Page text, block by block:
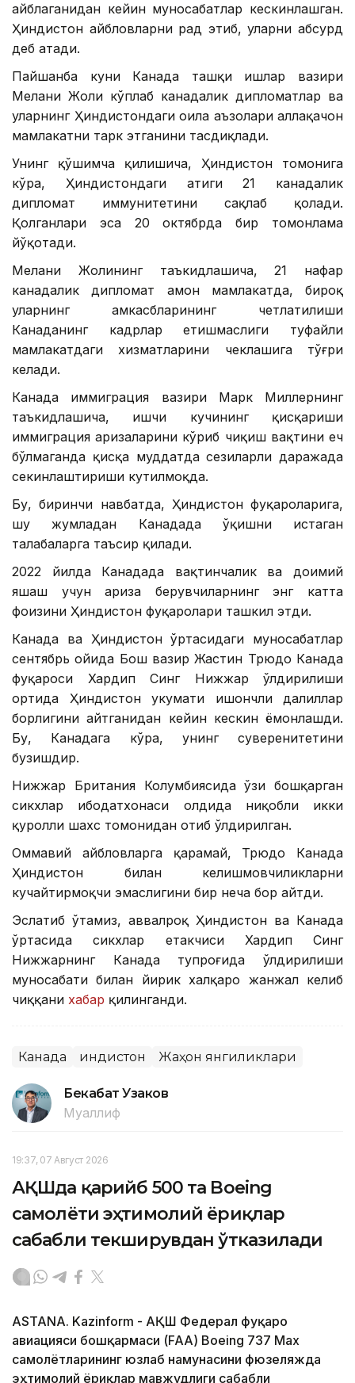
айблаганидан кейин муносабатлар кескинлашган.
Ҳиндистон айбловларни рад этиб, уларни абсурд
деб атади.
Пайшанба куни Канада ташқи ишлар вазири
Мелани Жоли кўплаб канадалик дипломатлар ва
уларнинг Ҳиндистондаги оила аъзолари аллақачон
мамлакатни тарк этганини тасдиқлади.
Унинг қўшимча қилишича, Ҳиндистон томонига
кўра, Ҳиндистондаги атиги 21 канадалик
дипломат иммунитетини сақлаб қолади.
Қолганлари эса 20 октябрда бир томонлама
йўқотади.
Мелани Жолининг таъкидлашича, 21 нафар
канадалик дипломат ҳамон мамлакатда, бироқ
уларнинг ҳамкасбларининг четлатилиши
Канаданинг кадрлар етишмаслиги туфайли
мамлакатдаги хизматларини чеклашига тўғри
келади.
Канада иммиграция вазири Марк Миллернинг
таъкидлашича, ишчи кучининг қисқариши
иммиграция аризаларини кўриб чиқиш вақтини ҳеч
бўлмаганда қисқа муддатда сезиларли даражада
секинлаштириши кутилмоқда.
Бу, биринчи навбатда, Ҳиндистон фуқароларига,
шу жумладан Канадада ўқишни истаган
талабаларга таъсир қилади.
2022 йилда Канадада вақтинчалик ва доимий
яшаш учун ариза берувчиларнинг энг катта
фоизини Ҳиндистон фуқаролари ташкил этди.
Канада ва Ҳиндистон ўртасидаги муносабатлар
сентябрь ойида Бош вазир Жастин Трюдо Канада
фуқароси Хардип Сингҳ Нижжар ўлдирилиши
ортида Ҳиндистон ҳукумати ишончли далиллар
борлигини айтганидан кейин кескин ёмонлашди.
Бу, Канадага кўра, унинг суверенитетини
бузишдир.
Нижжар Британия Колумбиясида ўзи бошқарган
сикхлар ибодатхонаси олдида ниқобли икки
қуролли шахс томонидан отиб ўлдирилган.
Оммавий айбловларга қарамай, Трюдо Канада
Ҳиндистон билан келишмовчиликларни
кучайтирмоқчи эмаслигини бир неча бор айтди.
Эслатиб ўтамиз, аввалроқ Ҳиндистон ва Канада
ўртасида сикхлар етакчиси Хардип Сингҳ
Нижжарнинг Канада тупроғида ўлдирилиши
муносабати билан йирик халқаро жанжал келиб
чиққани хабар қилинганди.
Канада Ҳиндистон Жаҳон янгиликлари
Бекабат Узаков
Муаллиф
19:37, 07 Август 2026
АҚШда қарийб 500 та Boeing
самолёти эҳтимолий ёриқлар
сабабли текширувдан ўтказилади
ASTANA. Kazinform - АҚШ Федерал фуқаро
авиацияси бошқармаси (FAA) Boeing 737 Max
самолётларининг юзлаб намунасини фюзеляжда
эҳтимолий ёриқлар мавжудлиги сабабли